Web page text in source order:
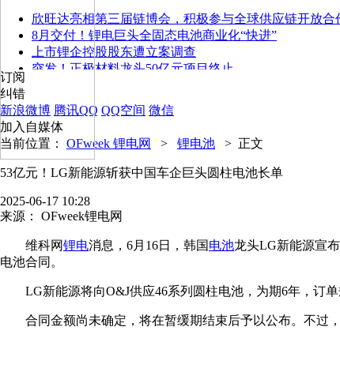
欣旺达亮相第三届链博会，积极参与全球供应链开放合
8月交付！锂电巨头全固态电池商业化“快进”
上市锂企控股股东遭立案调查
突发！正极材料龙头50亿元项目终止
订阅
纠错
新浪微博 腾讯QQ QQ空间 微信
加入自媒体
当前位置： OFweek 锂电网 > 锂电池 > 正文
53亿元！LG新能源斩获中国车企巨头圆柱电池长单
2025-06-17 10:28
来源：
OFweek锂电网
维科网锂电消息，6月16日，韩国电池龙头LG新能源宣布
电池合同。
LG新能源将向O&J供应46系列圆柱电池，为期6年，订
合同金额尚未确定，将在暂缓期结束后予以公布。不过